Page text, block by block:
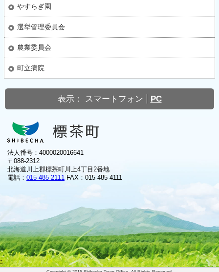
やすらぎ園
選挙管理委員会
農業委員会
町立病院
表示： スマートフォン PC
法人番号：4000020016641
〒088-2312
北海道川上郡標茶町川上4丁目2番地
電話： 015-485-2111 FAX：015-485-4111